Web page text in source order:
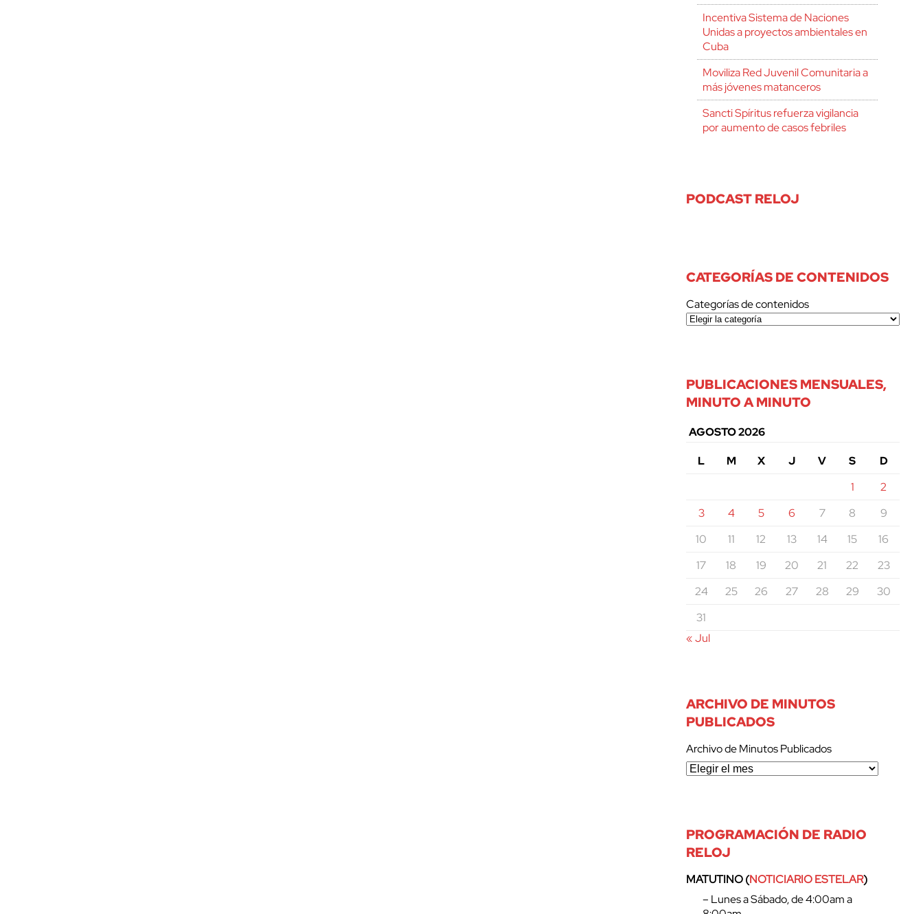
Incentiva Sistema de Naciones
Unidas a proyectos ambientales en
Cuba
Moviliza Red Juvenil Comunitaria a
más jóvenes matanceros
Sancti Spíritus refuerza vigilancia
por aumento de casos febriles
PODCAST RELOJ
CATEGORÍAS DE CONTENIDOS
Categorías de contenidos
PUBLICACIONES MENSUALES,
MINUTO A MINUTO
AGOSTO 2026
L
M X J V S
D
1
2
3
4 5 6 7 8
9
10
11 12 13 14 15
16
17
18 19 20 21 22
23
24
25 26 27 28 29
30
31
« Jul
ARCHIVO DE MINUTOS
PUBLICADOS
Archivo de Minutos Publicados
PROGRAMACIÓN DE RADIO
RELOJ
MATUTINO (NOTICIARIO ESTELAR)
– Lunes a Sábado, de 4:00am a